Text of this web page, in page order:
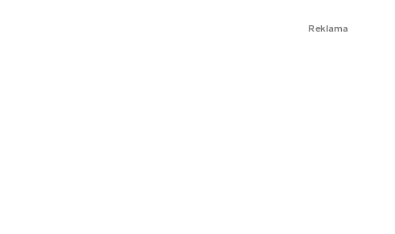
Reklama